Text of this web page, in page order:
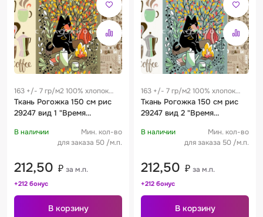
163 +/- 7 гр/м2 100% хлопок
0.25 м
Ткань Рогожка 150 см рис
29247 вид 1 "Время
В наличии
Мин. кол-во
для заказа 50 /м.п.
212,50 ₽ за м.п.
+212 бонус
В корзину
163 +/- 7 гр/м2 100% хлопок
0.25 м
Ткань Рогожка 150 см рис
29247 вид 2 "Время
В наличии
Мин. кол-во
для заказа 50 /м.п.
212,50 ₽ за м.п.
+212 бонус
В корзину